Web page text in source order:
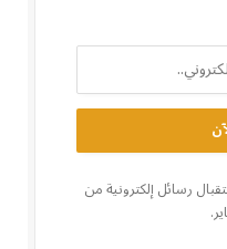
رسائل إلكترونية من